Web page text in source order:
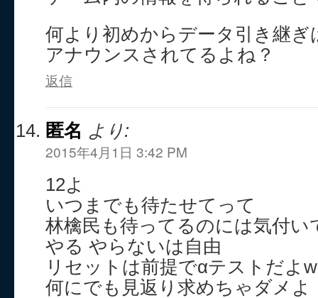
何より初めからデータ引き継ぎ
アナウンスされてるよね？
返信
匿名 より:
2015年4月1日 3:42 PM
12よ
いつまでも待たせてって
林檎民も待ってるのには気付い
やる やらないは自由
リセットは前提でαテストだよw
何にでも見返り求めちゃダメよ